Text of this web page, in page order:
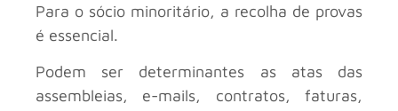
Para o sócio minoritário, a recolha de provas
é essencial.
Podem ser determinantes as atas das
assembleias, e-mails, contratos, faturas,